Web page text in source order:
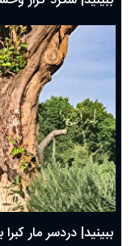
ببینید| دردسر مار